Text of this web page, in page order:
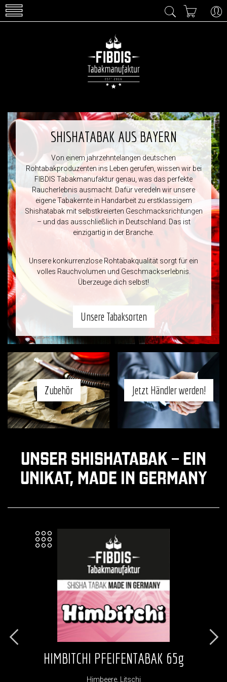
SHISHATABAK AUS BAYERN
Von einem jahrzehntelangen deutschen
Rohtabakproduzenten ins Leben gerufen, wissen wir bei
FIBDIS Tabakmanufaktur genau, was das perfekte
Raucherlebnis ausmacht. Dafür veredeln wir unsere
eigene Tabakernte in Handarbeit zu erstklassigem
Shishatabak mit selbstkreierten Geschmacksrichtungen
– und das ausschließlich in Deutschland. Das ist
einzigartig in der Branche.
Unsere konkurrenzlose Rohtabakqualität sorgt für ein
volles Rauchvolumen und Geschmackserlebnis.
Überzeuge dich selbst!
Unsere Tabaksorten
Zubehör Jetzt Händler werden!
UNSER SHISHATABAK – EIN
UNIKAT, MADE IN GERMANY
HIMBITCHI PFEIFENTABAK 65g
Himbeere, Litschi